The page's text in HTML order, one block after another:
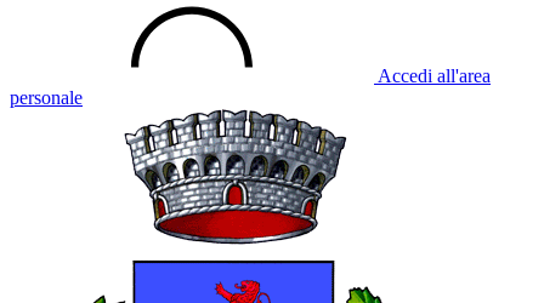
Accedi all'area
personale